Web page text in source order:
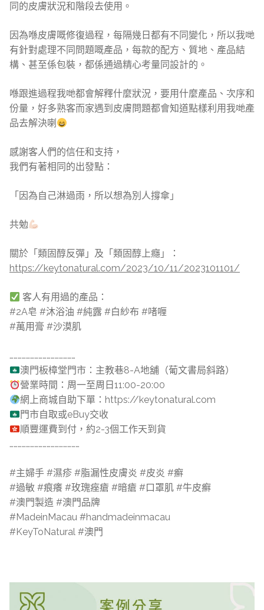
同的皮膚狀況和階段去使用。
因為喺皮膚嘅修復過程，每隔幾日都有不同變化，所以我哋
有針對處理不同問題嘅產品，每款的配方、質地、產品結
構、甚至係包裝，都係通過精心考量同設計的。
喺跟進過程我哋都會解釋什麼狀況，要用什麼產品、次序和
份量，好多熟客而家遇到皮膚問題都會知道點樣利用我哋產
品去解決喇
感謝客人們的信任和支持，
我們有著相同的出發點：
「因為自己淋過雨，所以想為別人撐傘」
共勉
關於「類固醇反彈」及「類固醇上癮」：
https://keytonatural.com/2023/10/11/2023101101/
客人有用過的產品：
#2A皂 #沐浴油 #純露 #白紗布 #啫喱
#萬用膏 #沙漠肌
…………………………………………
澳門板樟堂門市：主教巷8-A地舖（葡文書局斜路）
營業時間：周一至周日11:00-20:00
網上商城自助下單：https://keytonatural.com
門市自取或eBuy交收
順豐運費到付，約2-3個工作天到貨
……………………………………………
#主婦手 #濕疹 #脂漏性皮膚炎 #皮炎 #癬
#過敏 #痕癢 #玫瑰痤瘡 #暗瘡 #口罩肌 #牛皮癬
#澳門製造 #澳門品牌
#MadeinMacau #handmadeinmacau
#KeyToNatural #澳門